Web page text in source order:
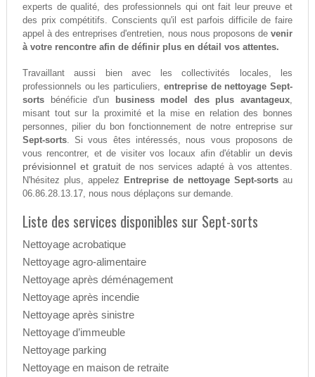
experts de qualité, des professionnels qui ont fait leur preuve et
des prix compétitifs. Conscients qu'il est parfois difficile de faire
appel à des entreprises d'entretien, nous nous proposons devenir
à votre rencontre afin de définir plus en détail vos attentes.
Travaillant aussi bien avec les collectivités locales, les
professionnels ou les particuliers, entreprise de nettoyage Sept-
sortsbénéficie d'un business model des plus avantageux,
misant tout sur la proximité et la mise en relation des bonnes
personnes, pilier du bon fonctionnement de notre entreprise sur
Sept-sorts. Si vous êtes intéressés, nous vous proposons de
vous rencontrer, et de visiter vos locaux afin d'établir undevis
prévisionnel et gratuitde nos services adapté à vos attentes.
N'hésitez plus, appelez Entreprise de nettoyage Sept-sorts au
06.86.28.13.17, nous nous déplaçons sur demande.
Liste des services disponibles sur Sept-sorts
Nettoyage acrobatique
Nettoyage agro-alimentaire
Nettoyage après déménagement
Nettoyage après incendie
Nettoyage après sinistre
Nettoyage d’immeuble
Nettoyage parking
Nettoyage en maison de retraite